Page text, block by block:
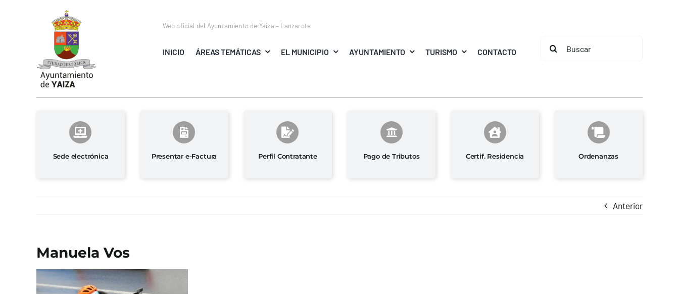
Web oficial del Ayuntamiento de Yaiza – Lanzarote
INICIO ÁREAS TEMÁTICAS EL MUNICIPIO AYUNTAMIENTO TURISMO CONTACTO
Buscar:
Sede electrónica Presentar e-Factura Perfil Contratante Pago de Tributos Certif. Residencia Ordenanzas
Anterior
Manuela Vos